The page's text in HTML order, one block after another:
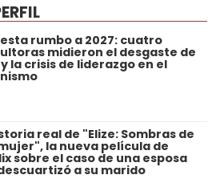
rumbo a 2027: cuatro
midieron el desgaste de
la crisis de liderazgo en el
real de "Elize: Sombras de
la nueva película de
sobre el caso de una esposa
a su marido